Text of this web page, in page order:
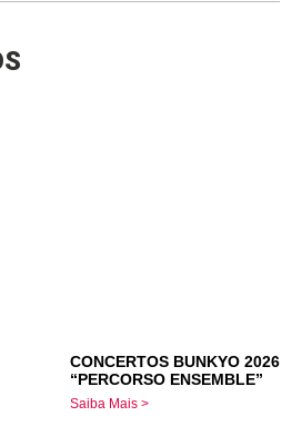
CONCERTOS BUNKYO 2026
“PERCORSO ENSEMBLE”
Saiba Mais >